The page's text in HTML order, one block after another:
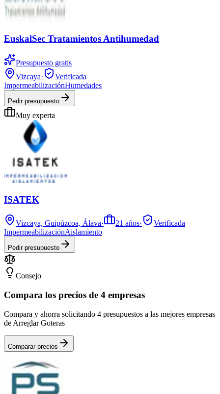
EuskalSec Tratamientos Antihumedad
Presupuesto gratis
Vizcaya·
Verificada
ImpermeabilizaciónHumedades
Pedir presupuesto
Muy experta
ISATEK
Vizcaya, Guipúzcoa, Álava· 21 años·
Verificada
ImpermeabilizaciónAislamiento
Pedir presupuesto
Consejo
Compara los precios de 4 empresas
Compara y ahorra solicitando 4 presupuestos a las mejores empresas
de Arreglar Goteras
Comparar precios